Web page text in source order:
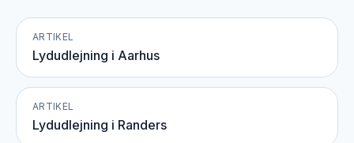
ARTIKEL
Lydudlejning i Aarhus
ARTIKEL
Lydudlejning i Randers